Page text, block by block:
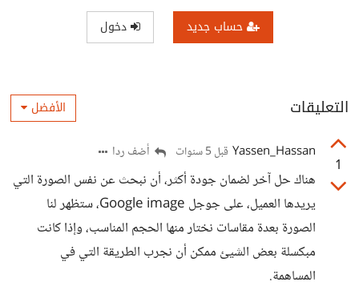
حساب جديد دخول
التعليقات الأفضل
1
Yassen_Hassan قبل 5 سنوات أضف ردا
هناك حل آخر لضمان جودة أكثر، أن نبحث عن نفس الصورة التي
يريدها العميل، على جوجل Google image، ستظهر لنا
الصورة بعدة مقاسات نختار منها الحجم المناسب، وإذا كانت
مبكسلة بعض الشيئ ممكن أن نجرب الطريقة التي في
المساهمة.